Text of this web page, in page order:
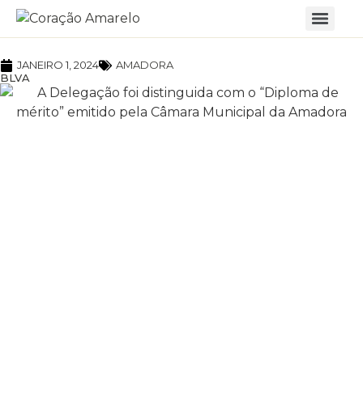
JANEIRO 1, 2024
AMADORA
BLVA